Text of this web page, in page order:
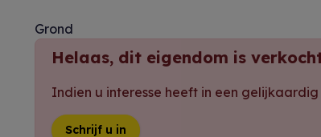
Grond
Helaas, dit eigendom is
Indien u interesse heeft in een
Schrijf u in